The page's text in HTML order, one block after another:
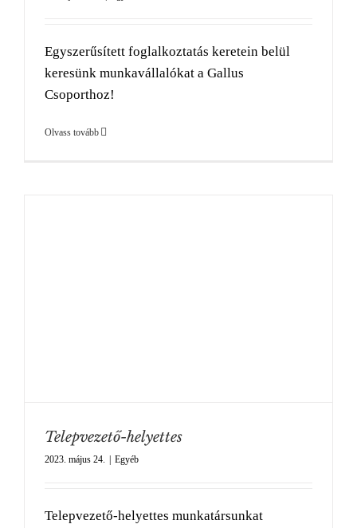
Egyszerűsített foglalkoztatás keretein belül
keresünk munkavállalókat a Gallus
Csoporthoz!
Olvass tovább
Telepvezető-helyettes
2023. május 24. | Egyéb
Telepvezető-helyettes munkatársunkat